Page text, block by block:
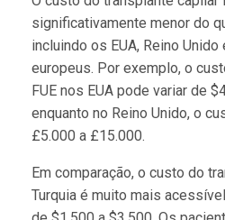
significativamente menor do
incluindo os EUA, Reino
europeus. Por exemplo, o
FUE nos EUA pode variar de
enquanto no Reino Unido, o
£5.000 a £15.000.
Em comparação, o custo do
Turquia é muito mais